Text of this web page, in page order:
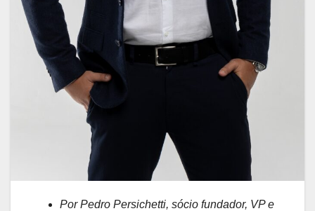
Por Pedro Persichetti, sócio fundador, VP e